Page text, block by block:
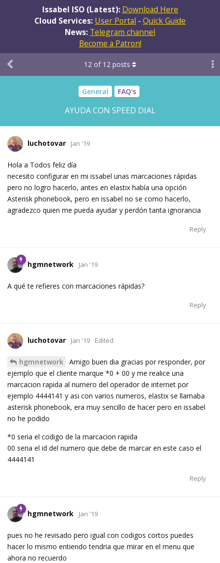
Issabel ISO (Latest): Download Here
Cloud Services: User Portal - Quick Guide
News: Telegram channel
Become a Patron!
General FAQ's
AYUDA CON SPEED DIAL
12 of 12 posts
luchotovar Jan '19
Hola a Todos feliz día
necesito configurar en mi issabel unas marcaciones rápidas
pero no logro hacerlo, antes en elastix había una opción
Asterisk phonebook, pero en issabel no se como hacerlo,
agradezco quien me pueda ayudar y perdón tanta ignorancia
Reply
hgmnetwork Jan '19
A qué te refieres con marcaciones rápidas?
Reply
luchotovar Jan '19 Edited
hgmnetwork
Amigo buen dia gracias por responder, por
ejemplo que el cliente marque *0 + 00 y me realice una
marcacion rapida al numero del operador de internet por
ejemplo 4444141 y asi con varios numeros, elastix se llamaba
asterisk phonebook, era muy sencillo de hacer pero en issabel
no he podido
*0 seria el codigo de la marcacion rapida
00 seria el id del numero que debe de marcar en este caso el
4444141
Reply
hgmnetwork Jan '19
pues no he revisado pero igual con codigos cortos puedes
hacer lo mismo entiendo tendria que mirar en el menu que
ahora no recuerdo